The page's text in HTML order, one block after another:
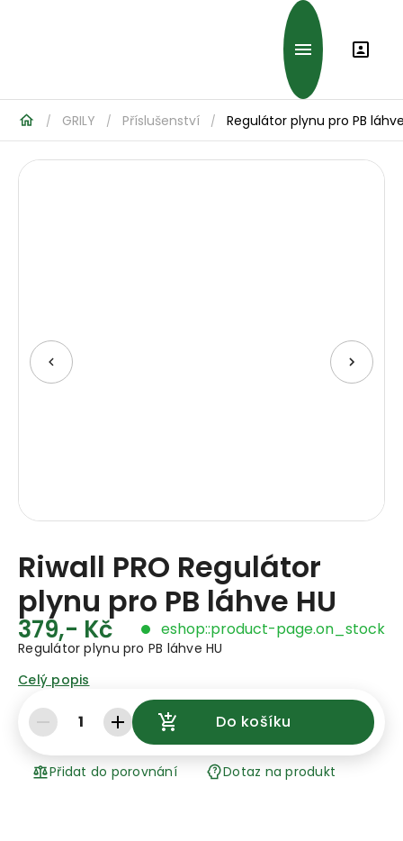
/ GRILY / Příslušenství / Regulátor plynu pro PB
Riwall PRO Regulátor
plynu pro PB láhve HU
379,- Kč eshop::product-page.on_stock
Regulátor plynu pro PB láhve HU
Celý popis
1 Do košíku
Přidat do porovnání Dotaz na produkt